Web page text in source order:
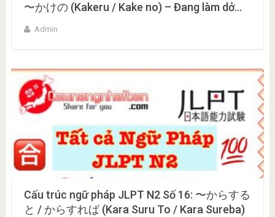
〜かけの (Kakeru / Kake no) – Đang làm dở…
Admin
Cấu trúc ngữ pháp JLPT N2 Số 16: 〜からする
と / からすれば (Kara Suru To / Kara Sureba)